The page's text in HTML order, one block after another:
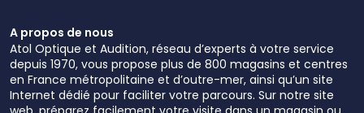
A propos de nous
Atol Optique et Audition, réseau d’experts à votre service
depuis 1970, vous propose plus de 800 magasins et centres
en France métropolitaine et d’outre-mer, ainsi qu’un site
Internet dédié pour faciliter votre parcours. Sur notre site